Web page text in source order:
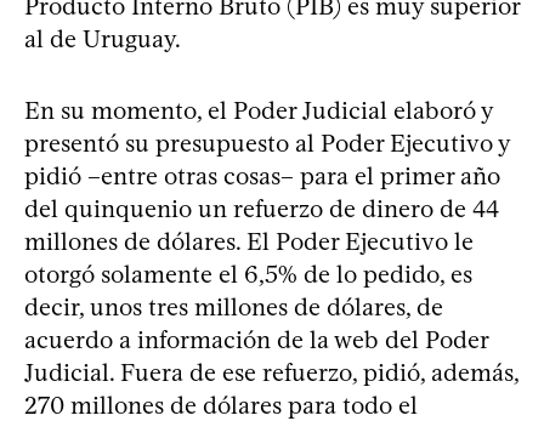
Producto Interno Bruto (PIB) es muy superior
al de Uruguay.
En su momento, el Poder Judicial elaboró y
presentó su presupuesto al Poder Ejecutivo y
pidió –entre otras cosas– para el primer año
del quinquenio un refuerzo de dinero de 44
millones de dólares. El Poder Ejecutivo le
otorgó solamente el 6,5% de lo pedido, es
decir, unos tres millones de dólares, de
acuerdo a información de la web del Poder
Judicial. Fuera de ese refuerzo, pidió, además,
270 millones de dólares para todo el